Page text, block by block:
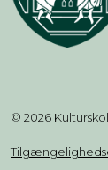
© 2026